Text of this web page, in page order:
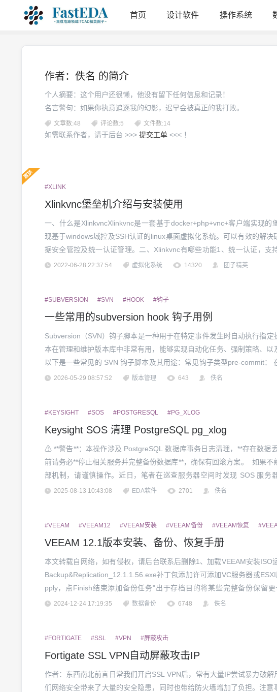
首页 设计软件 操作系统
作者：佚名 的简介
个人摘要：这个用户还很懒，他没有留下任何信息和记录！
名言警句： 如果你执意追逐我的幻影，迟早会被真正的我打败。
文章数:48 评论数:5 文件数:14
如需联系作者，请于后台 >>> 提交工单<<< ！
#XLINK
Xlinkvnc堡垒机介绍与安装使用
一、什么是XlinkvncXlinkvnc是一套基于docker+php+vnc+客户端实现的
现基于windows域控及SSH认证的linux桌面虚拟化系统。可以有效的解决
据安全管控及统一认证管理。二、Xlinkvnc有哪些功能1、统一认证，支
认证模式2、快速部署、快速启动及快速重启的功能3、可针对企业研发实
2022-06-28 22:37:54 虚拟化系统 14320 团子精英
#SUBVERSION #SVN #HOOK #钩子
一些常用的subversion hook 钩子用例
Subversion（SVN）钩子脚本是一种用于在特定事件发生时自动执行指定
本在管理和维护版本库中非常有用，能够实现自动化任务、强制策略、以
以下是一些常见的 SVN 钩子脚本及其用途：常见钩子类型pre-commit：
前执行。用于检查提交的内容，例如代码风格、文件大小限制等。示例：
2026-05-29 08:57:52 版本管理 643 佚名
#KEYSIGHT #SOS #POSTGRESQL #PG_XLOG
Keysight SOS 清理 PostgreSQL pg_xlog
⚠ **警告**：本操作涉及 PostgreSQL 数据库事务日志清理，**存在数据
前请务必**停止相关服务并完整备份数据库**，确保有回滚方案。 如果不
部机制，请谨慎操作。近日，笔者在巡查服务器空间时发现 SOS 服务
间。根据经验，工程数据本身不应有这么大的空间占用。``...
2025-08-13 10:43:08 EDA软件 2701 佚名
#VEEAM #VEEAM12 #VEEAM安装 #VEEAM备份 #VEEAM恢复
VEEAM 12.1版本安装、备份、恢复手册
本文转载自网络，如有侵权，请后台联系后删除1、加载VEEAM安装ISO
Backup&Replication_12.1.1.56.exe补丁包添加许可添加VC服务器或
pply，点Finish结束添加备份任务"出于存档目的将某些完整备份保留更
击"配置" 。在配置 GF...
2024-12-24 17:19:35 数据备份 6748 佚名
#FORTIGATE #SSL #VPN #屏蔽攻击
Fortigate SSL VPN自动屏蔽攻击IP
作者：东西南北前言日常我们开启SSL VPN后，常有大量IP尝试暴力破解
们网络安全带来了大量的安全隐患，同时也带给防火墙增加了负担。注意